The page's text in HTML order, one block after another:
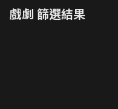
戲劇 篩選結果